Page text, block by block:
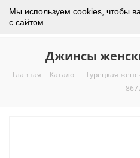
Мы используем cookies, чтобы
с сайтом
Джинсы
Главная - Каталог - Турецкая